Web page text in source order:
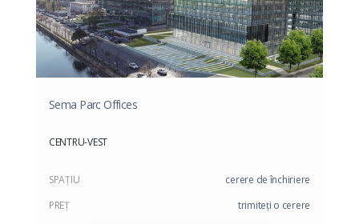
Sema Parc Offices
CENTRU-VEST
SPAŢIU
cerere de închiriere
PREŢ
trimiteți o cerere